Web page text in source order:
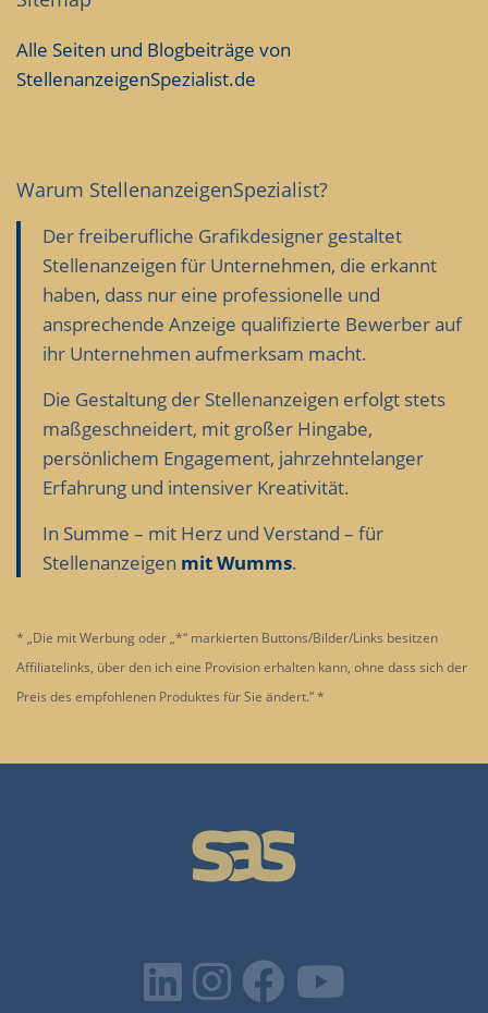
Alle Seiten und Blogbeiträge von
StellenanzeigenSpezialist.de
Warum Stellenanzeigen­Spezialist?
Der freiberufliche Grafikdesigner gestaltet
Stellenanzeigen für Unternehmen, die erkannt
haben, dass nur eine professionelle und
ansprechende Anzeige qualifizierte Bewerber auf
ihr Unternehmen aufmerksam macht.
Die Gestaltung der Stellenanzeigen erfolgt stets
maßgeschneidert, mit großer Hingabe,
persönlichem Engagement, jahrzehntelanger
Erfahrung und intensiver Kreativität.
In Summe – mit Herz und Verstand – für
Stellenanzeigen mit Wumms.
* „Die mit Werbung oder „*“ markierten Buttons/Bilder/Links besitzen
Affiliatelinks, über den ich eine Provision erhalten kann, ohne dass sich der
Preis des empfohlenen Produktes für Sie ändert.“ *